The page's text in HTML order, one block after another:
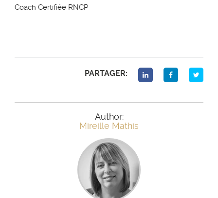
Coach Certifiée RNCP
PARTAGER:
Author:
Mireille Mathis